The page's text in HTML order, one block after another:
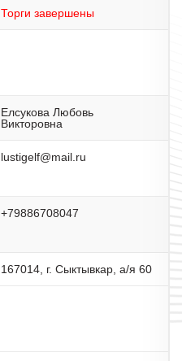
Торги завершены
Елсукова Любовь
Викторовна
lustigelf@mail.ru
+79886708047
167014, г. Сыктывкар, а/я 60